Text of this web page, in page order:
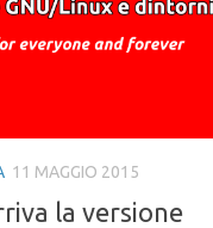
11 MAGGIO 2015
la versione